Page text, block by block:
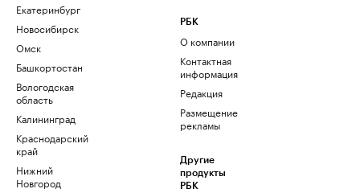
Екатеринбург
Новосибирск
Омск
Башкортостан
Вологодская
область
Калининград
Краснодарский
край
Нижний
Новгород
РБК
О компании
Контактная
информация
Редакция
Размещение
рекламы
Другие
продукты
РБК